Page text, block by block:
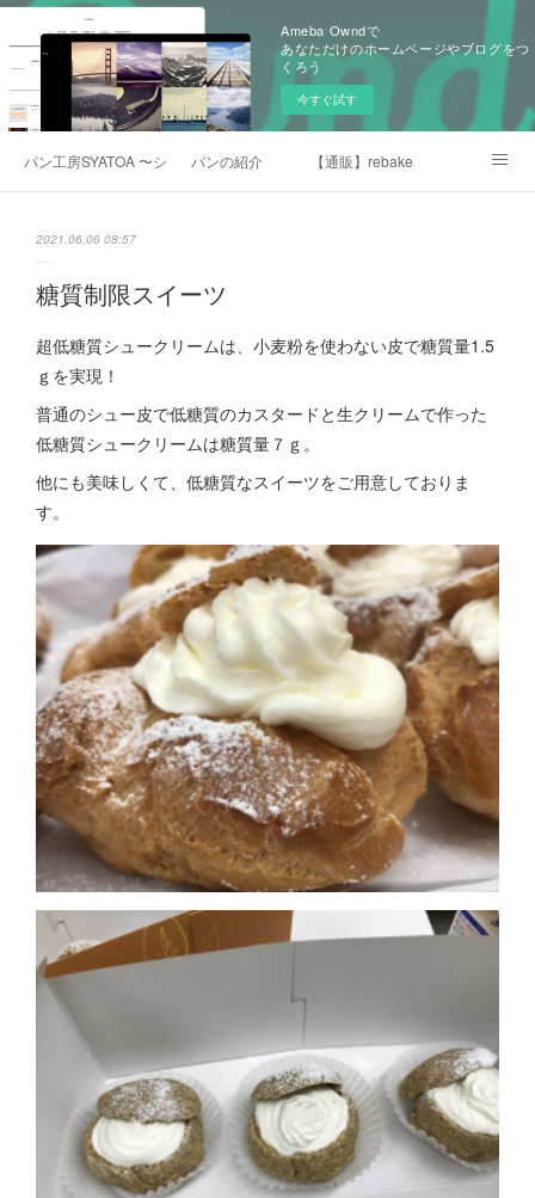
Ameba Owndで
あなただけのホームページやブログをつ
くろう
今すぐ試す
パン工房SYATOA 〜シャトア〜パンの紹介 【通販】rebake
2021.06.06 08:57
糖質制限スイーツ
超低糖質シュークリームは、小麦粉を使わない皮で糖質量1.5
ｇを実現！
普通のシュー皮で低糖質のカスタードと生クリームで作った
低糖質シュークリームは糖質量７ｇ。
他にも美味しくて、低糖質なスイーツをご用意しておりま
す。